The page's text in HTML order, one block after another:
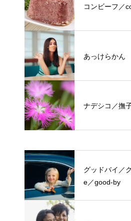
コンビーフ／
あっけらかん
ナデシコ／撫
グッドバイ／
e／good-by